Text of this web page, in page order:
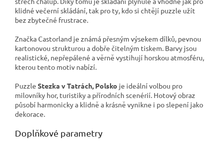
klidné večerní skládání, tak pro ty, kdo si chtějí puzzle užít
bez zbytečné frustrace.
Značka Castorland je známá přesným výsekem dílků, pevnou
kartonovou strukturou a dobře čitelným tiskem. Barvy jsou
realistické, nepřepálené a věrně vystihují horskou atmosféru,
kterou tento motiv nabízí.
Puzzle Stezka v Tatrách, Polsko je ideální volbou pro
milovníky hor, turistiky a přírodních scenérií. Hotový obraz
působí harmonicky a klidně a krásně vynikne i po slepení jako
dekorace.
Doplňkové parametry